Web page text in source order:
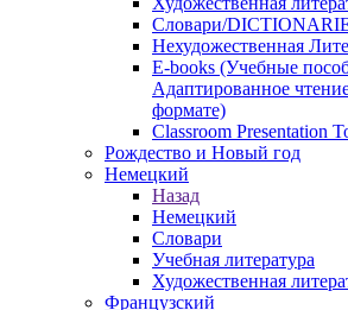
Словари/
Нехудожественная
E-books (Учебные
Адаптированное
формате)
Classroom Presentation
Рождество и Новый год
Немецкий
Назад
Немецкий
Словари
Учебная литература
Художественная
Французский